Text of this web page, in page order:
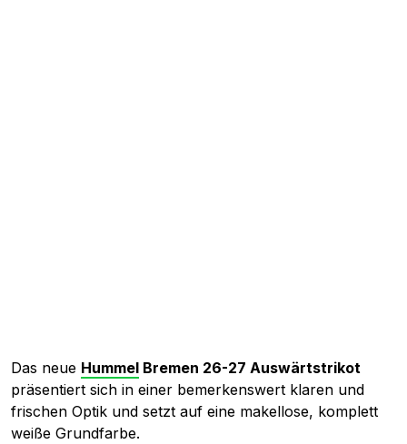
Das neue Hummel Bremen 26-27 Auswärtstrikot
präsentiert sich in einer bemerkenswert klaren und
frischen Optik und setzt auf eine makellose, komplett
weiße Grundfarbe.